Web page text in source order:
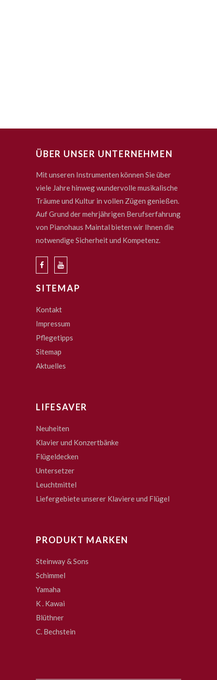
ÜBER UNSER UNTERNEHMEN
Mit unseren Instrumenten können Sie über
viele Jahre hinweg wundervolle musikalische
Träume und Kultur in vollen Zügen genießen.
Auf Grund der mehrjährigen Berufserfahrung
von Pianohaus Maintal bieten wir Ihnen die
notwendige Sicherheit und Kompetenz.
SITEMAP
Kontakt
Impressum
Pflegetipps
Sitemap
Aktuelles
LIFESAVER
Neuheiten
Klavier und Konzertbänke
Flügeldecken
Untersetzer
Leuchtmittel
Liefergebiete unserer Klaviere und Flügel
PRODUKT MARKEN
Steinway & Sons
Schimmel
Yamaha
K . Kawai
Blüthner
C. Bechstein